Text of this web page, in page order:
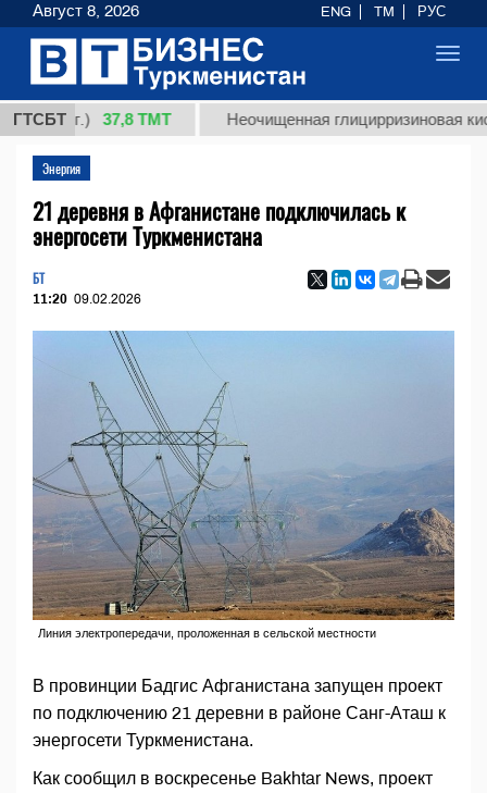
ГТСБТ
(кг.) 37,8 ТМТ Неочищенная глицирризиновая кислота
Энергия
21 деревня в Афганистане подключилась к
энергосети Туркменистана
БТ
11:20 09.02.2026
Линия электропередачи, проложенная в сельской местности
В провинции Бадгис Афганистана запущен проект
по подключению 21 деревни в районе Санг-Аташ к
энергосети Туркменистана.
Как сообщил в воскресенье Bakhtar News, проект
Август 8, 2026 ENG TM РУС